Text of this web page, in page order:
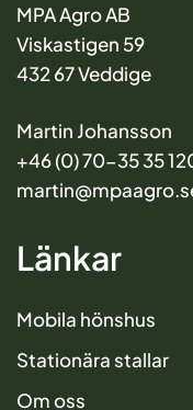
MPA Agro AB
Viskastigen 59
432 67 Veddige
Martin Johansson
+46 (0) 70-35 35
Länkar
Mobila hönshus
Stationära stallar
Om oss